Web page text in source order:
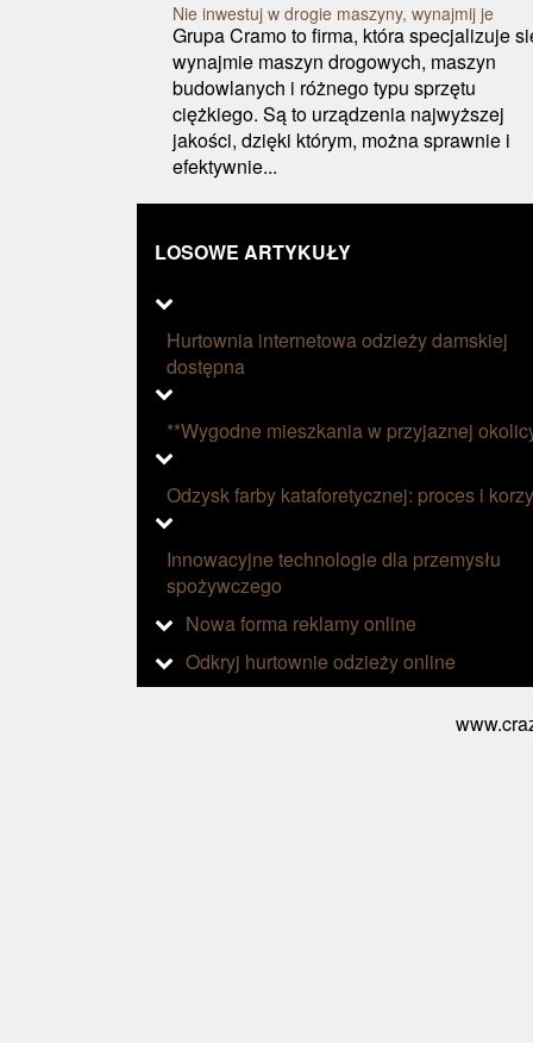
Nie inwestuj w drogie maszyny, wynajmij je
Grupa Cramo to firma, która specjalizuje
wynajmie maszyn drogowych, maszyn
budowlanych i różnego typu sprzętu
ciężkiego. Są to urządzenia najwyższej
jakości, dzięki którym, można sprawnie i
efektywnie...
LOSOWE ARTYKUŁY
Hurtownia internetowa odzieży damskiej
dostępna
**Wygodne mieszkania w przyjaznej
Odzysk farby kataforetycznej: proces i
Innowacyjne technologie dla przemysłu
spożywczego
Nowa forma reklamy online
Odkryj hurtownie odzieży online